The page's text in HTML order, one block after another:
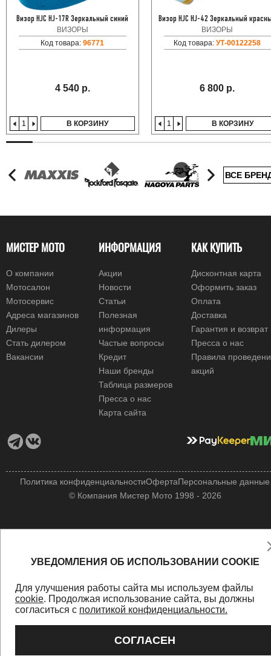
Визор HJC HJ-17R Зеркальный синий
ВИЗОРЫ
Код товара:96771
4 540 р.
В КОРЗИНУ
Визор HJC HJ-42 Зеркальный
ВИЗОРЫ
Код товара:УТ-00122258
6 800 р.
В КОРЗИНУ
ВСЕ
МИСТЕР МОТО
О компании
Мотосалон
Мотосервис
Адреса магазинов
Дилеры
Стать дилером
Вакансии
ИНФОРМАЦИЯ
Акции
Новости
Статьи
Полезная
информация
Частые вопросы
Кредит
Наши бренды
Таблица размеров
Пресса о нас
Карта сайта
КАК КУПИТЬ
Дисконтная карта
Оформить заказ
Оплата
Доставка
Гарантия и возврат
Пресса о нас
Правила
акций
© Компания Мистер Мото 1998 - 2026
Политика конфиденциальностиОфертаПерсональные данные
УВЕДОМЛЕНИЯ ОБ ИСПОЛЬЗОВАНИИ COOKIE
Для улучшения работы сайта мы используем файлы
cookie. Продолжая использование сайта, вы должны
согласиться с политикой конфиденциальности.
СОГЛАСЕН